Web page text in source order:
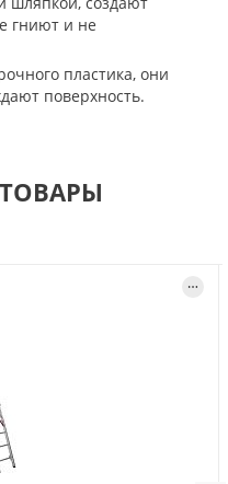
гниют и не
пластика, они
поверхность.